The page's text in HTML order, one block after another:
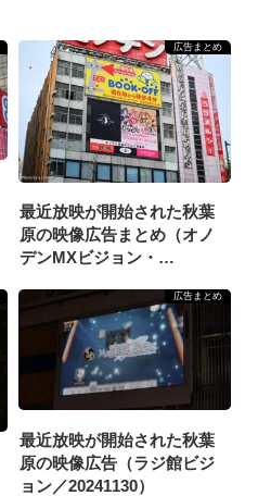
広告まとめ
最近放映が開始された秋葉
原の映像広告まとめ（オノ
デンMXビジョン・
広告まとめ
最近放映が開始された秋葉
原の映像広告（ラジ館ビジ
ョン／20241130）